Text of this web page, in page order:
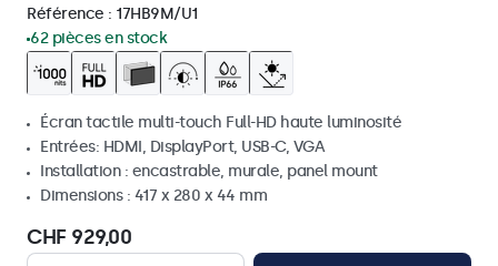
Référence : 17HB9M/U1
62 pièces en stock
Écran tactile multi-touch Full-HD haute luminosité
Entrées: HDMI, DisplayPort, USB-C, VGA
Installation : encastrable, murale, panel mount
Dimensions : 417 x 280 x 44 mm
CHF 929,00